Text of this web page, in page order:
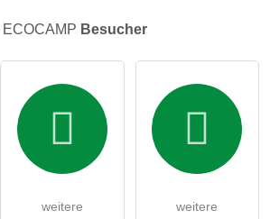
ECOCAMP Besucher
weitere
weitere